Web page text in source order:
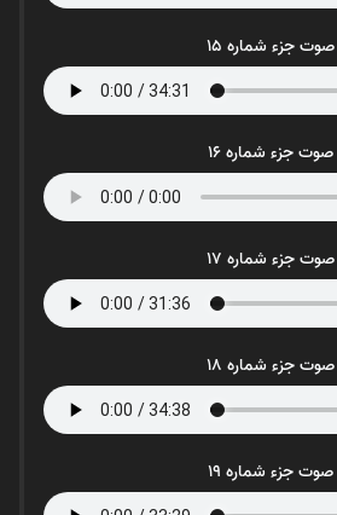
صوت جزء شماره 15
صوت جزء شماره 16
صوت جزء شماره 17
صوت جزء شماره 18
صوت جزء شماره 19